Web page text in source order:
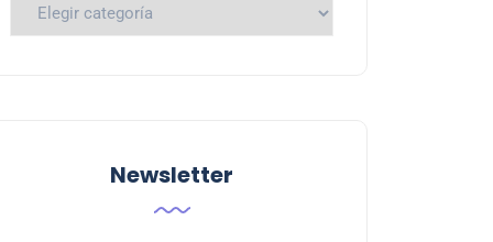
Newsletter